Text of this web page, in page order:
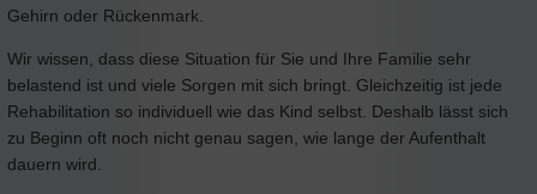
Gehirn oder Rückenmark.
Wir wissen, dass diese Situation für Sie und Ihre Familie sehr
belastend ist und viele Sorgen mit sich bringt. Gleichzeitig ist jede
Rehabilitation so individuell wie das Kind selbst. Deshalb lässt sich
zu Beginn oft noch nicht genau sagen, wie lange der Aufenthalt
dauern wird.